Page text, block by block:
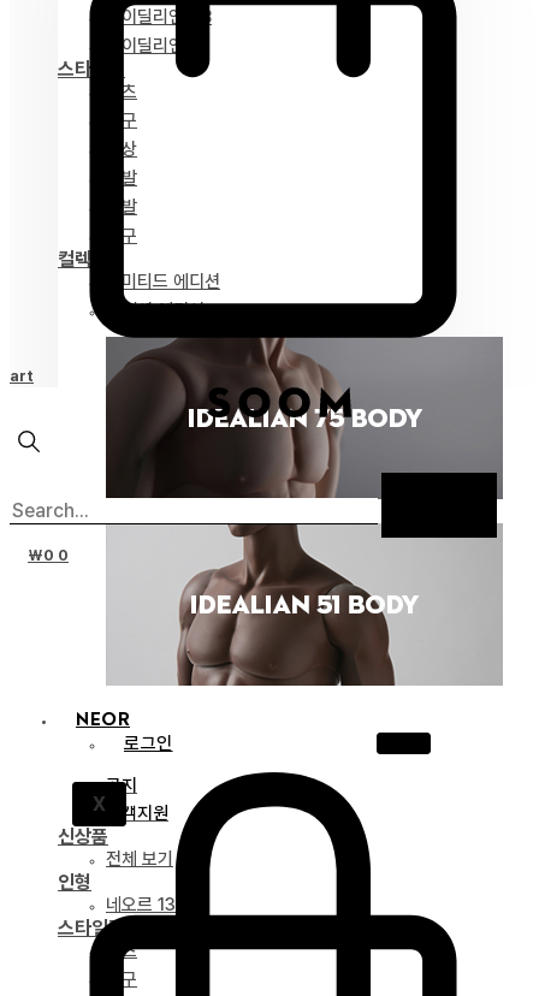
아이딜리언 68
아이딜리언 51
스타일링
파츠
안구
의상
가발
신발
도구
컬렉션
리미티드 에디션
스페셜 에디션
NEOR
로그인
X
공지
고객지원
신상품
전체 보기
인형
네오르 13
스타일링
파츠
안구
₩0 0